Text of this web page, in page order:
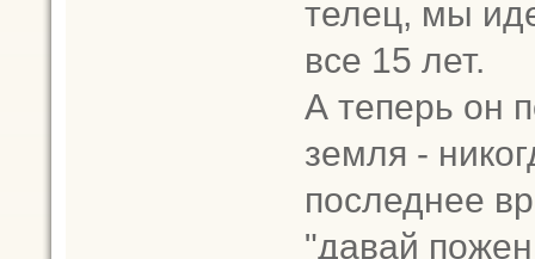
телец, мы
все 15 лет.
А теперь он
земля -
последнее
"давай